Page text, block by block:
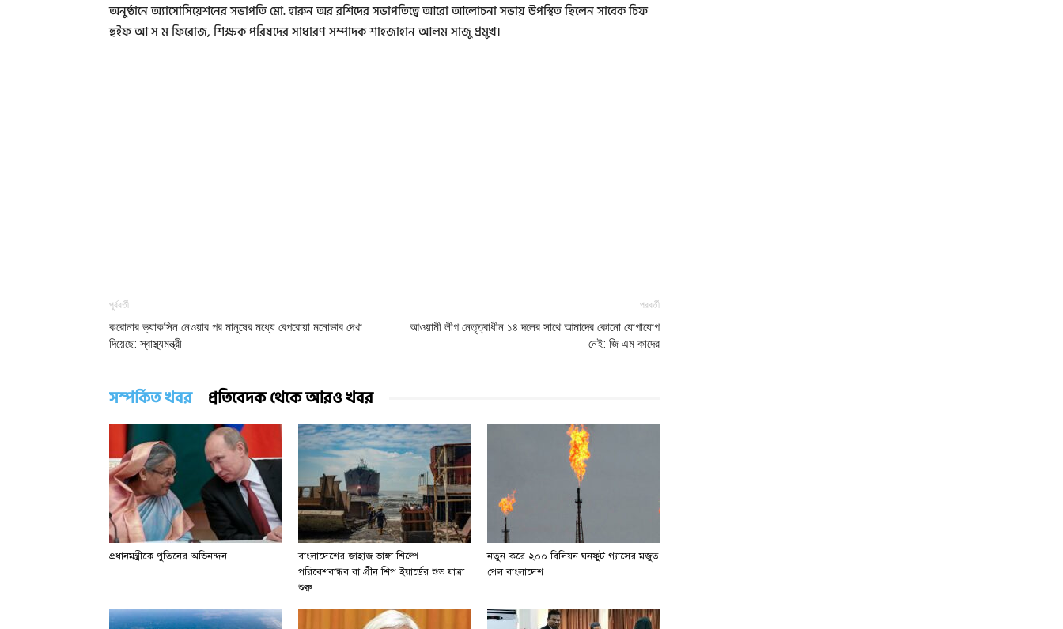
অনুষ্ঠানে অ্যাসোসিয়েশনের সভাপতি মো. হারুন অর রশিদের সভাপতিত্বে আরো আলোচনা সভায় উপস্থিত ছিলেন সাবেক চিফ
হুইফ আ স ম ফিরোজ, শিক্ষক পরিষদের সাধারণ সম্পাদক শাহজাহান আলম সাজু প্রমুখ।
পূর্ববর্তী
করোনার ভ্যাকসিন নেওয়ার পর মানুষের মধ্যে বেপরোয়া মনোভাব দেখা
দিয়েছে: স্বাস্থ্যমন্ত্রী
পরবর্তী
আওয়ামী লীগ নেতৃত্বাধীন ১৪ দলের সাথে আমাদের কোনো যোগাযোগ
নেই: জি এম কাদের
সম্পর্কিত খবর প্রতিবেদক থেকে আরও খবর
প্রধানমন্ত্রীকে পুতিনের অভিনন্দন
বাংলাদেশের জাহাজ ভাঙ্গা শিল্পে
পরিবেশবান্ধব বা গ্রীন শিপ ইয়ার্ডের শুভ যাত্রা
শুরু
নতুন করে ২০০ বিলিয়ন ঘনফুট গ্যাসের মজুত
পেল বাংলাদেশ